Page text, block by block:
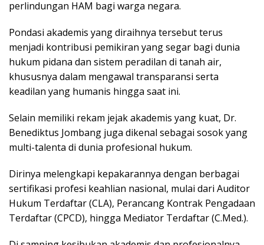
perlindungan HAM bagi warga negara.
Pondasi akademis yang diraihnya tersebut terus
menjadi kontribusi pemikiran yang segar bagi dunia
hukum pidana dan sistem peradilan di tanah air,
khususnya dalam mengawal transparansi serta
keadilan yang humanis hingga saat ini.
Selain memiliki rekam jejak akademis yang kuat, Dr.
Benediktus Jombang juga dikenal sebagai sosok yang
multi-talenta di dunia profesional hukum.
Dirinya melengkapi kepakarannya dengan berbagai
sertifikasi profesi keahlian nasional, mulai dari Auditor
Hukum Terdaftar (CLA), Perancang Kontrak Pengadaan
Terdaftar (CPCD), hingga Mediator Terdaftar (C.Med.).